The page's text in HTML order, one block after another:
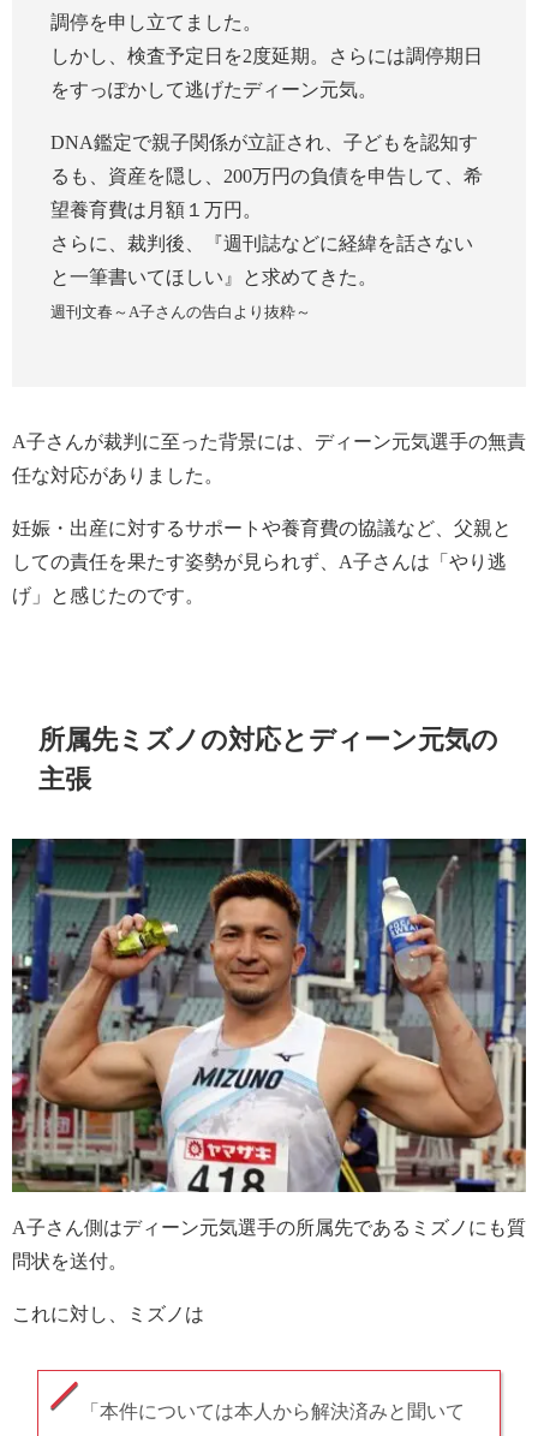
調停を申し立てました。
しかし、検査予定日を2度延期。さらには調停期日
をすっぽかして逃げたディーン元気。
DNA鑑定で親子関係が立証され、子どもを認知す
るも、資産を隠し、200万円の負債を申告して、希
望養育費は月額１万円。
さらに、裁判後、『週刊誌などに経緯を話さない
と一筆書いてほしい』と求めてきた。
週刊文春～A子さんの告白より抜粋～
A子さんが裁判に至った背景には、ディーン元気選手の無責
任な対応がありました。
妊娠・出産に対するサポートや養育費の協議など、父親と
しての責任を果たす姿勢が見られず、A子さんは「やり逃
げ」と感じたのです。
所属先ミズノの対応とディーン元気の
主張
A子さん側はディーン元気選手の所属先であるミズノにも質
問状を送付。
これに対し、ミズノは
「本件については本人から解決済みと聞いて